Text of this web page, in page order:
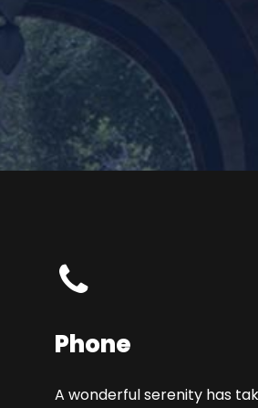
Phone
A wonderful serenity has